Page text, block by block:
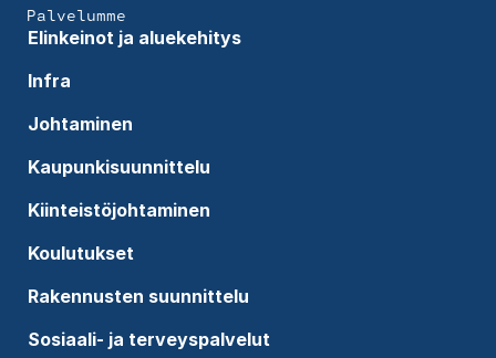
Palvelumme
Elinkeinot ja aluekehitys
Infra
Johtaminen
Kaupunkisuunnittelu
Kiinteistöjohtaminen
Koulutukset
Rakennusten suunnittelu
Sosiaali- ja terveyspalvelut